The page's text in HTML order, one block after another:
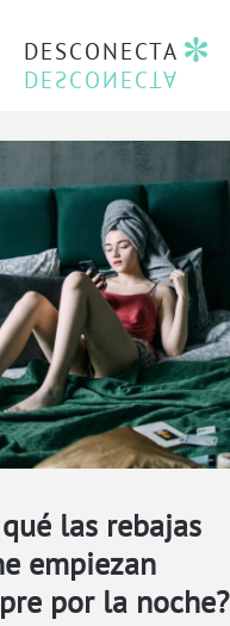
DESCONECTA
las rebajas
empiezan
por la noche?